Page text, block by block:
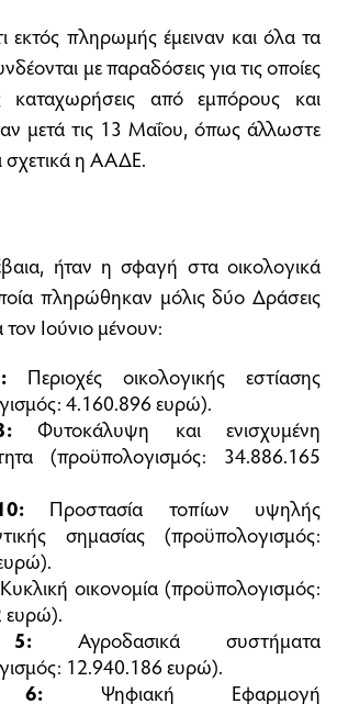
εκτός πληρωµής έµειναν και όλα τα
µε παραδόσεις για τις οποίες
καταχωρήσεις από εµπόρους και
µετά τις 13 Μαΐου, όπως άλλωστε
σχετικά η ΑΑ∆Ε.
ήταν η σφαγή στα οικολογικά
πληρώθηκαν µόλις δύο ∆ράσεις
Ιούνιο µένουν:
Περιοχές οικολογικής εστίασης
4.160.896 ευρώ).
Φυτοκάλυψη και ενισχυµένη
(προϋπολογισµός: 34.886.165
Προστασία τοπίων υψηλής
σηµασίας (προϋπολογισµός:
Κυκλική οικονοµία (προϋπολογισµός:
ευρώ).
Αγροδασικά συστήµατα
12.940.186 ευρώ).
6: Ψηφιακή Εφαρµογή